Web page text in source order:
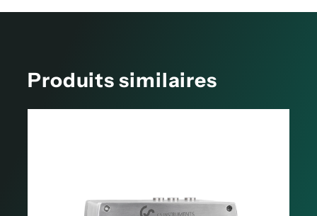
Produits similaires